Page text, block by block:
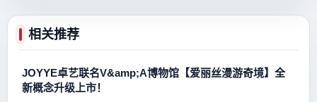
相关推荐
JOYYE卓艺联名V&amp;A博物馆【爱丽丝漫游奇境】全
新概念升级上市！